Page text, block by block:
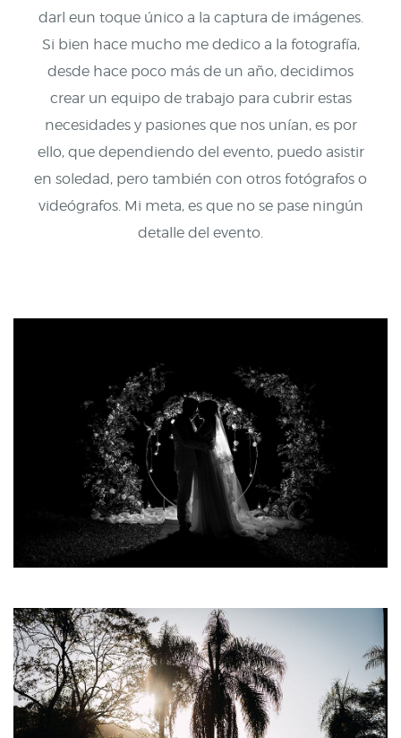
darl eun toque único a la captura de imágenes.
Si bien hace mucho me dedico a la fotografía,
desde hace poco más de un año, decidimos
crear un equipo de trabajo para cubrir estas
necesidades y pasiones que nos unían, es por
ello, que dependiendo del evento, puedo asistir
en soledad, pero también con otros fotógrafos o
videógrafos. Mi meta, es que no se pase ningún
detalle del evento.